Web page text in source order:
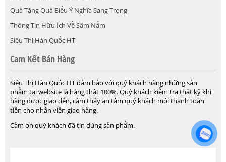
Quà Tặng Quà Biếu Ý Nghĩa Sang Trọng
Thông Tin Hữu Ích Về Sâm Nấm
Siêu Thị Hàn Quốc HT
Cam Kết Bán Hàng
Siêu Thị Hàn Quốc HT đảm bảo với quý khách hàng những sản
phẩm tại website là hàng thật 100%. Quý khách kiểm tra thật kỹ khi
hàng được giao đến, cảm thấy an tâm quý khách mới thanh toán
tiền cho nhân viên giao hàng.
Cảm ơn quý khách đã tin dùng sản phẩm.